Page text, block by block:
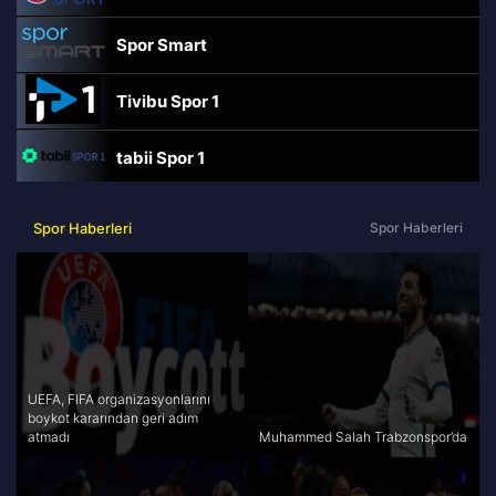
Spor Smart
Tivibu Spor 1
tabii Spor 1
tabii Spor
A Spor
Tivibu Spor
Spor Haberleri Spor Haberleri
UEFA, FIFA organizasyonlarını
boykot kararından geri adım
atmadı
Muhammed Salah Trabzonspor’da